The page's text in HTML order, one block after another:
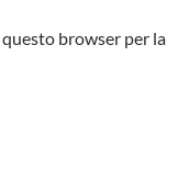
browser per la